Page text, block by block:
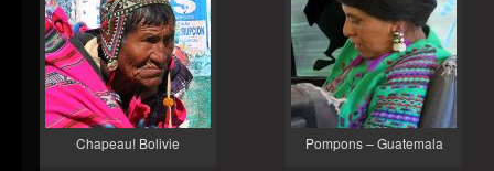
Chapeau! Bolivie Pompons – Guatemala